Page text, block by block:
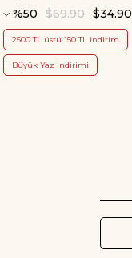
%50 $34.90
$69.90
2500 TL üstü 150 TL indirim
Büyük Yaz İndirimi